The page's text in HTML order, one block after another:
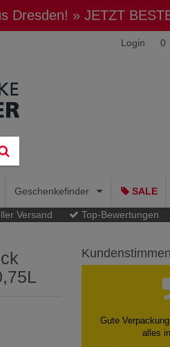
Dresden! » JETZT
Login 0
Geschenkefinder SALE
Versand Top-Bewertungen
Kundenstimmen
Schnell, gut